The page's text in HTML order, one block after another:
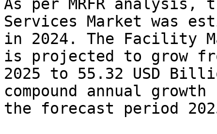
As per MRFR analysis,
Services Market was
in 2024. The Facility
is projected to grow
2025 to 55.32 USD
compound annual
the forecast period